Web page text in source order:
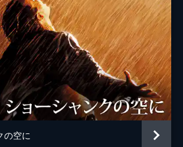
ジャスティン・ハーウィッツ
フレッド・バーガー
ジョーダン・ホロウィッツ
ゲイリー・ギルバート
マーク・プラット
の空に